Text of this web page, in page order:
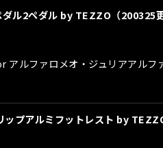
ル2ペダル by TEZZO（200325更
ルファロメオ・ジュリアアル
ップアルミフットレスト by